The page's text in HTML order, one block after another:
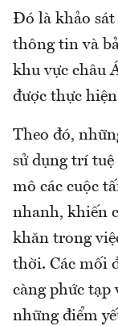
Đó là khảo sát
thông tin và
khu vực châu
được thực
Theo đó,
sử dụng trí
mô các cuộc
nhanh, khiến
khăn trong
thời. Các mối
càng phức tạp
những điểm